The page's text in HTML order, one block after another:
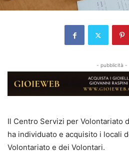
- pubblicità -
Il Centro Servizi per Volontariato
ha individuato e acquisito i locali
Volontariato e dei Volontari.